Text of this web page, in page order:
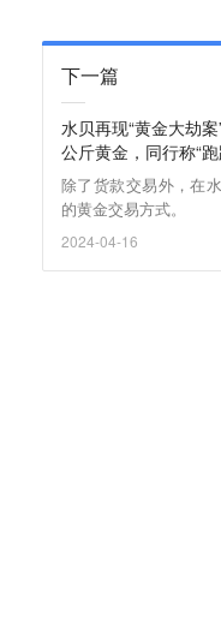
下一篇
水贝再现“黄金大劫
公斤黄金，同行称“
除了货款交易外，在
的黄金交易方式。
2024-04-16